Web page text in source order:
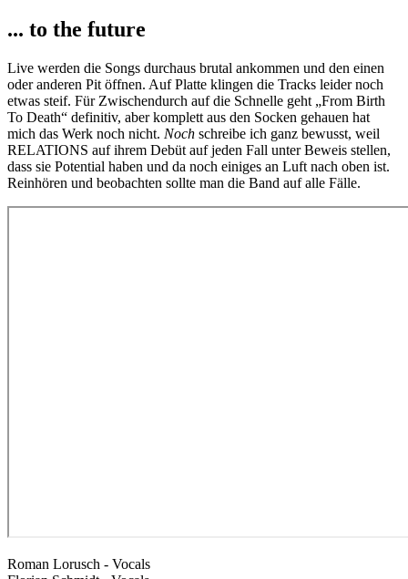
... to the future
Live werden die Songs durchaus brutal ankommen und den einen
oder anderen Pit öffnen. Auf Platte klingen die Tracks leider noch
etwas steif. Für Zwischendurch auf die Schnelle geht „From Birth
To Death“ definitiv, aber komplett aus den Socken gehauen hat
mich das Werk noch nicht. Noch schreibe ich ganz bewusst, weil
RELATIONS auf ihrem Debüt auf jeden Fall unter Beweis stellen,
dass sie Potential haben und da noch einiges an Luft nach oben ist.
Reinhören und beobachten sollte man die Band auf alle Fälle.
Roman Lorusch - Vocals